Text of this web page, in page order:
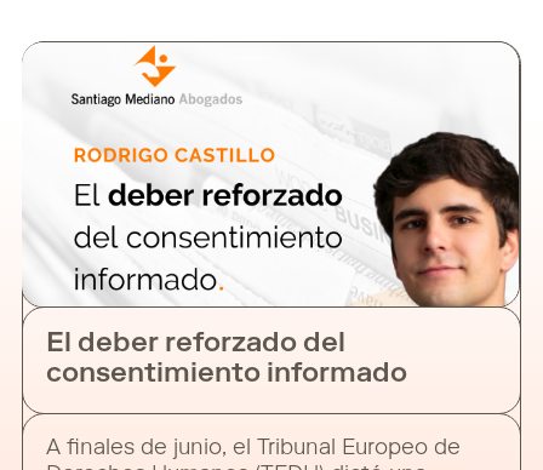
El deber reforzado del
consentimiento informado
A finales de junio, el Tribunal Europeo de